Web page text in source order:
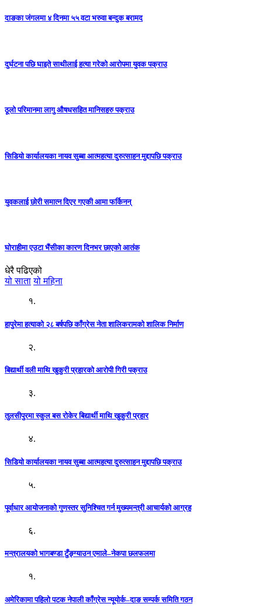
दाङका जंगलमा ४ दिनमा ५५ वटा भरुवा बन्दुक बरामद
दुर्घटना पछि घाइते साथीलाई हत्या गरेको आरोपमा युवक पक्राउ
ठूलो परिमानमा लागु औषधसहित मानिसहरु पक्राउ
सिडियो कार्यालयका नायव सुब्बा आत्महत्या दुरुत्साहन मुद्दापछि पक्राउ
युवकलाई छोरी समात्न दिएर गएकी आमा फर्किनन्
घोराहीमा एउटा भैंसीका कारण दिनभर छाएको आतंक
धेरै पढिएको
यो साता यो महिना
१.
हापुरेमा हत्याको २८ बर्षपछि काँग्रेस नेता शालिकरामको शालिक निर्माण
२.
बिद्यार्थी वली माथि खुकुरी प्रहारको आरोपी गिरी पक्राउ
३.
तुलसीपुरमा स्कुल बस रोकेर बिद्यार्थी माथि खुकुरी प्रहार
४.
सिडियो कार्यालयका नायव सुब्बा आत्महत्या दुरुत्साहन मुद्दापछि पक्राउ
५.
पूर्वाधार आयोजनाको गुणस्तर सुनिश्चित गर्न मुख्यमन्त्री आचार्यको आग्रह
६.
मन्त्रालयको भागबण्डा टुँङ्ग्याउन एमाले–नेकपा छलफलमा
१.
अमेरिकामा पहिलो पटक नेपाली काँग्रेस न्यूयोर्क–दाङ सम्पर्क समिति गठन